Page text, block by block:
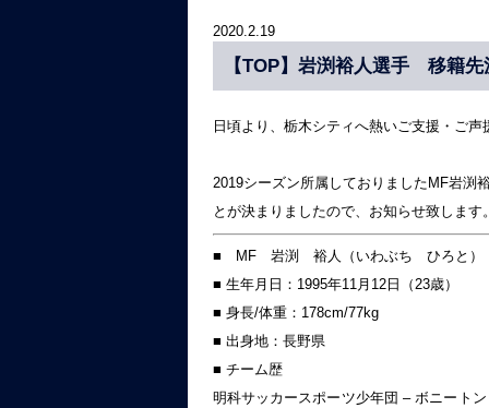
2020.2.19
【TOP】岩渕裕人選手 移籍先
日頃より、栃木シティへ熱いご支援・ご
2019シーズン所属しておりましたMF岩渕
とが決まりましたので、お知らせ致します
■ MF 岩渕 裕人（いわぶち ひろと）
■ 生年月日：1995年11月12日（23歳）
■ 身長/体重：178cm/77kg
■ 出身地：長野県
■ チーム歴
明科サッカースポーツ少年団 – ボニート